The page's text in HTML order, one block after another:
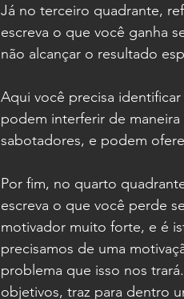
Já no terceiro quadrante,
escreva o que você ganha
não alcançar o resultado
Aqui você precisa
podem interferir de
sabotadores, e podem
Por fim, no quarto
escreva o que você perde
motivador muito forte, e é
precisamos de uma
problema que isso nos
objetivos, traz para dentro